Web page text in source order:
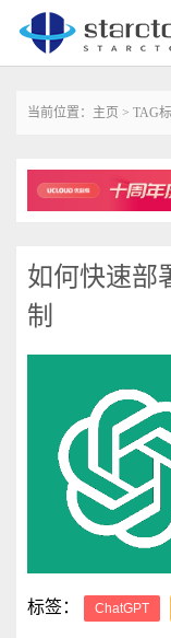
当前位置： 主页 > TAG
如何快速部
制
标签：
ChatGPT